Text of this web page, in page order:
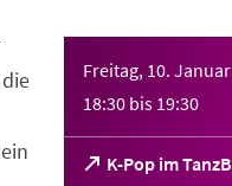
Freitag, 10.
18:30 bis 19:30
K-Pop im
(Öffnet